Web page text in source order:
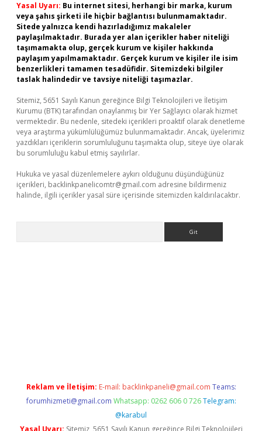
Yasal Uyarı: Bu internet sitesi, herhangi bir marka, kurum
veya şahıs şirketi ile hiçbir bağlantısı bulunmamaktadır.
Sitede yalnızca kendi hazırladığımız makaleler
paylaşılmaktadır. Burada yer alan içerikler haber niteliği
taşımamakta olup, gerçek kurum ve kişiler hakkında
paylaşım yapılmamaktadır. Gerçek kurum ve kişiler ile isim
benzerlikleri tamamen tesadüfidir. Sitemizdeki bilgiler
taslak halindedir ve tavsiye niteliği taşımazlar.
Sitemiz, 5651 Sayılı Kanun gereğince Bilgi Teknolojileri ve İletişim
Kurumu (BTK) tarafından onaylanmış bir Yer Sağlayıcı olarak hizmet
vermektedir. Bu nedenle, sitedeki içerikleri proaktif olarak denetleme
veya araştırma yükümlülüğümüz bulunmamaktadır. Ancak, üyelerimiz
yazdıkları içeriklerin sorumluluğunu taşımakta olup, siteye üye olarak
bu sorumluluğu kabul etmiş sayılırlar.
Hukuka ve yasal düzenlemelere aykırı olduğunu düşündüğünüz
içerikleri, backlinkpanelicomtr@gmail.com adresine bildirmeniz
halinde, ilgili içerikler yasal süre içerisinde sitemizden kaldırılacaktır.
Reklam ve İletişim: E-mail: backlinkpaneli@gmail.com Teams:
forumhizmeti@gmail.com Whatsapp: 0262 606 0 726 Telegram:
@karabul
Yasal Uyarı: Sitemiz, 5651 Sayılı Kanun gereğince Bilgi Teknolojileri